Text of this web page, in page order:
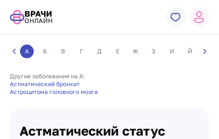
ВРАЧИ
ОНЛАЙН
А Б В Г Д Е Ж З И Й К
Другие заболевания на А:
Астматический бронхит
Астроцитома головного мозга
Астматический статус